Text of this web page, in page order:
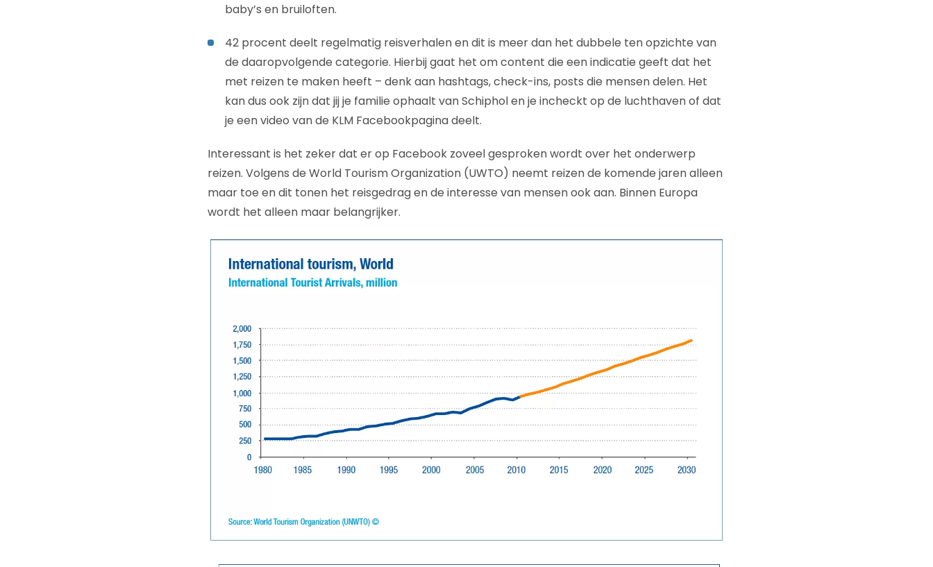
baby’s en bruiloften.
42 procent deelt regelmatig reisverhalen en dit is meer dan het dubbele ten opzichte van
de daaropvolgende categorie. Hierbij gaat het om content die een indicatie geeft dat het
met reizen te maken heeft – denk aan hashtags, check-ins, posts die mensen delen. Het
kan dus ook zijn dat jij je familie ophaalt van Schiphol en je incheckt op de luchthaven of dat
je een video van de KLM Facebookpagina deelt.
Interessant is het zeker dat er op Facebook zoveel gesproken wordt over het onderwerp
reizen. Volgens de World Tourism Organization (UWTO) neemt reizen de komende jaren alleen
maar toe en dit tonen het reisgedrag en de interesse van mensen ook aan. Binnen Europa
wordt het alleen maar belangrijker.